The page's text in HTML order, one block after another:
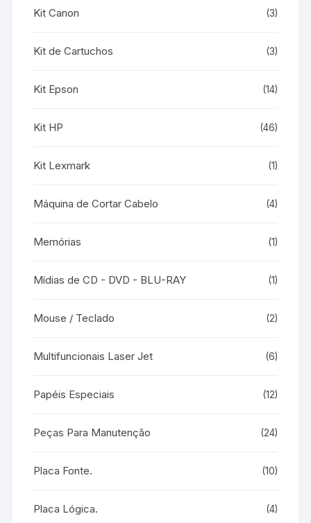
Kit Canon (3)
Kit de Cartuchos (3)
Kit Epson (14)
Kit HP (46)
Kit Lexmark (1)
Máquina de Cortar Cabelo (4)
Memórias (1)
Mídias de CD - DVD - BLU-RAY (1)
Mouse / Teclado (2)
Multifuncionais Laser Jet (6)
Papéis Especiais (12)
Peças Para Manutenção (24)
Placa Fonte. (10)
Placa Lógica. (4)